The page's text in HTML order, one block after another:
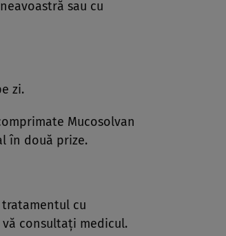
sau cu
zi.
Mucosolvan
în două prize.
cu
consultaţi medicul.